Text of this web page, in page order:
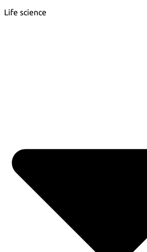
Life science